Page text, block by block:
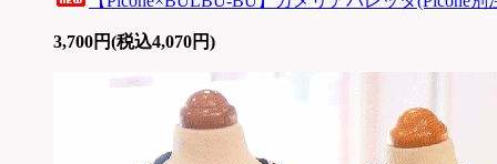
3,700円(税込4,070円)